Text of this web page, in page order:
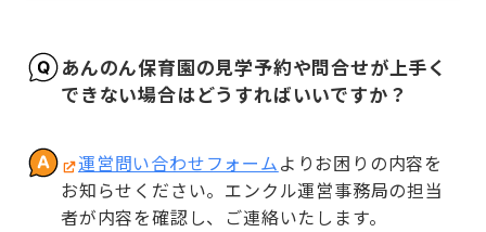
あんのん保育園の見学予約や問合せが上手く
できない場合はどうすればいいですか？
運営問い合わせフォームよりお困りの内容を
お知らせください。エンクル運営事務局の担当
者が内容を確認し、ご連絡いたします。